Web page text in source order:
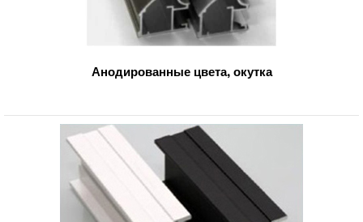
Анодированные цвета, окутка